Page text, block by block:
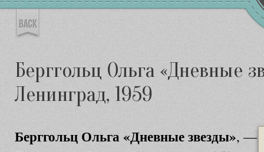
Берггольц Ольга «Дневные
Ленинград, 1959
Берггольц Ольга «Дневные звезды», —